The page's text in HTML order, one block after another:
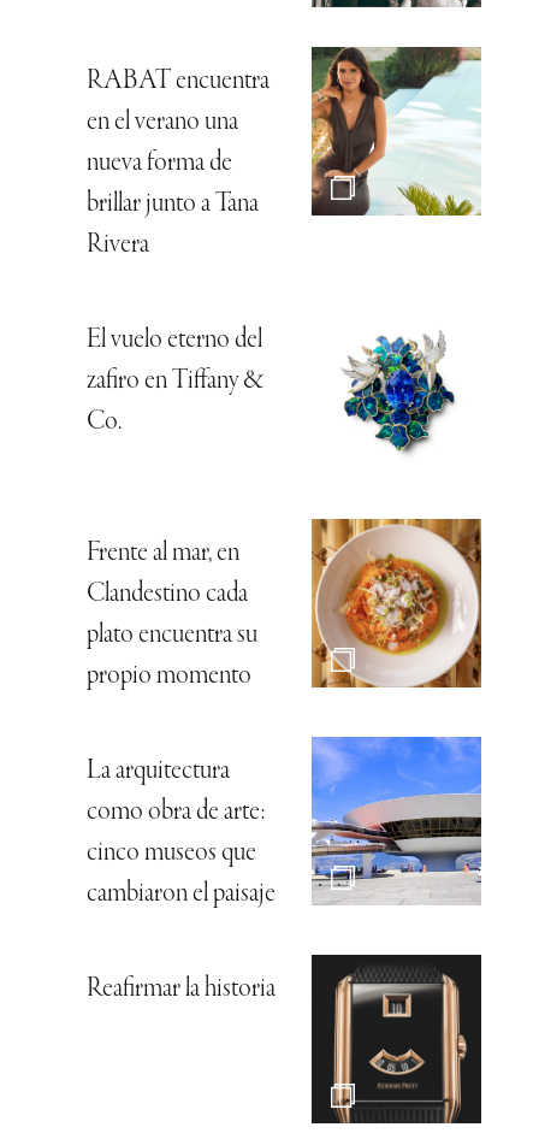
RABAT encuentra
en el verano una
nueva forma de
brillar junto a Tana
Rivera
El vuelo eterno del
zafiro en Tiffany &
Co.
Frente al mar, en
Clandestino cada
plato encuentra su
propio momento
La arquitectura
como obra de arte:
cinco museos que
cambiaron el paisaje
Reafirmar la historia